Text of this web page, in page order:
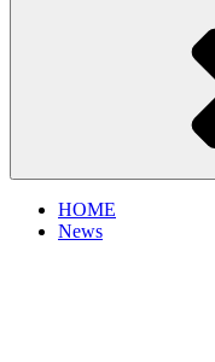
HOME
News